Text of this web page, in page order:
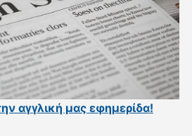
αγγλική μας εφημερίδα!